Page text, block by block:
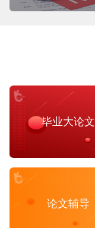
毕业大论文
论文辅导